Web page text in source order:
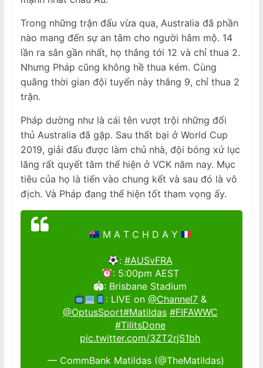
Trong những trận đấu vừa qua, Australia đã phần
nào mang đến sự an tâm cho người hâm mộ. 14
lần ra sân gần nhất, họ thắng tới 12 và chỉ thua 2.
Nhưng Pháp cũng không hề thua kém. Cùng
quãng thời gian đội tuyển này thắng 9, chỉ thua 2
trận.
Pháp dường như là cái tên vượt trội những đối
thủ Australia đã gặp. Sau thất bại ở World Cup
2019, giải đấu được làm chủ nhà, đội bóng xứ lục
lăng rất quyết tâm thể hiện ở VCK năm nay. Mục
tiêu của họ là tiến vào chung kết và sau đó là vô
địch. Và Pháp đang thể hiện tốt tham vọng ấy.
M A T C H D A Y
: #AUSvFRA
: 5:00pm AEST
🏟: Brisbane Stadium
: LIVE on@Channel7 &
@OptusSport#Matildas #FIFAWWC
#TilitsDone
pic.twitter.com/3ZT2rjS1bh
— CommBank Matildas (@TheMatildas)